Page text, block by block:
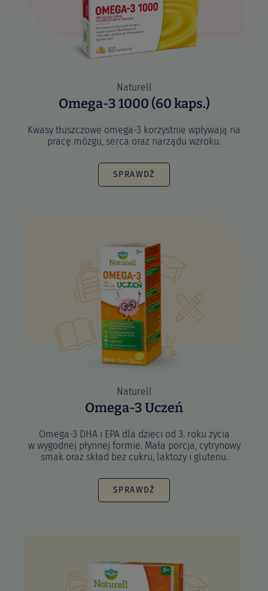
Naturell
Omega-3 1000 (60 kaps.)
Kwasy tłuszczowe omega-3 korzystnie wpływają na
pracę mózgu, serca oraz narządu wzroku.
SPRAWDŹ
Naturell
Omega-3 Uczeń
Omega-3 DHA i EPA dla dzieci od 3. roku życia
w wygodnej płynnej formie. Mała porcja, cytrynowy
smak oraz skład bez cukru, laktozy i glutenu.
SPRAWDŹ